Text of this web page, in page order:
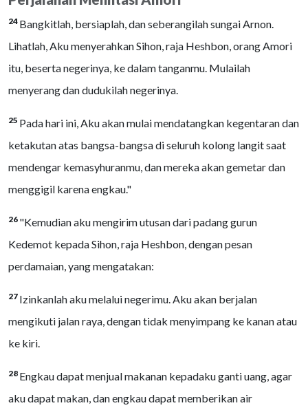
24 Bangkitlah, bersiaplah, dan seberangilah sungai Arnon.
Lihatlah, Aku menyerahkan Sihon, raja Heshbon, orang Amori
itu, beserta negerinya, ke dalam tanganmu. Mulailah
menyerang dan dudukilah negerinya.
25 Pada hari ini, Aku akan mulai mendatangkan kegentaran dan
ketakutan atas bangsa-bangsa di seluruh kolong langit saat
mendengar kemasyhuranmu, dan mereka akan gemetar dan
menggigil karena engkau."
26 "Kemudian aku mengirim utusan dari padang gurun
Kedemot kepada Sihon, raja Heshbon, dengan pesan
perdamaian, yang mengatakan:
27 Izinkanlah aku melalui negerimu. Aku akan berjalan
mengikuti jalan raya, dengan tidak menyimpang ke kanan atau
ke kiri.
28 Engkau dapat menjual makanan kepadaku ganti uang, agar
aku dapat makan, dan engkau dapat memberikan air